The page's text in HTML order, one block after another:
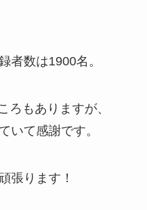
者数は1900名。
ろもありますが、
いて感謝です。
張ります！